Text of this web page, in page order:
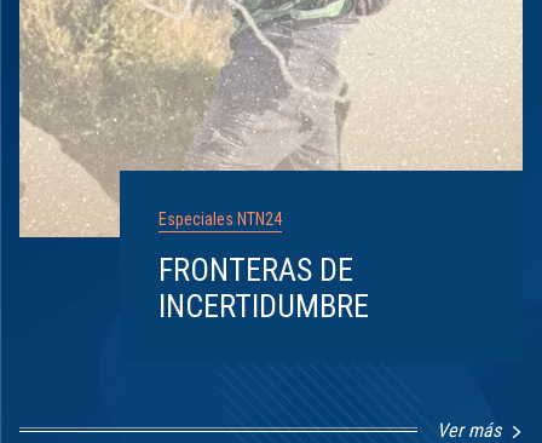
Especiales NTN24
FRONTERAS DE
INCERTIDUMBRE
Ver más